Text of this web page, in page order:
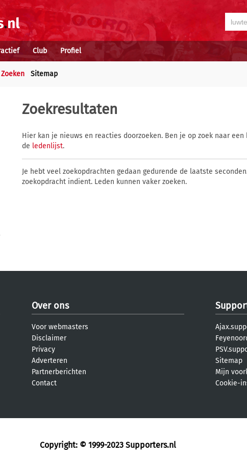
Club Profiel
Zoeken Sitemap
Zoekresultaten
Hier kan je nieuws en reacties doorzoeken. Ben je op zoek naar
de ledenlijst.
Je hebt veel zoekopdrachten gedaan gedurende de laatste
zoekopdracht indient. Leden kunnen vaker zoeken.
Over ons
Voor webmasters
Disclaimer
Privacy
Adverteren
Partnerberichten
Contact
Sitemap
Mijn
Cookie-
Copyright: © 1999-2023 Supporters.nl